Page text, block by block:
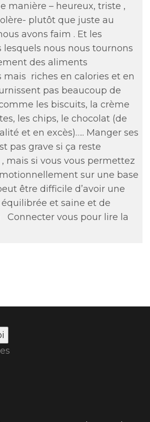
manière – heureux, triste ,
plutôt que juste au
avons faim . Et les
lesquels nous nous tournons
des aliments
mais riches en calories et en
pas beaucoup de
les biscuits, la crème
les chips, le chocolat (de
et en excès)….. Manger ses
pas grave si ça reste
mais si vous vous permettez
sur une base
être difficile d’avoir une
et saine et de
Connecter vous pour lire la